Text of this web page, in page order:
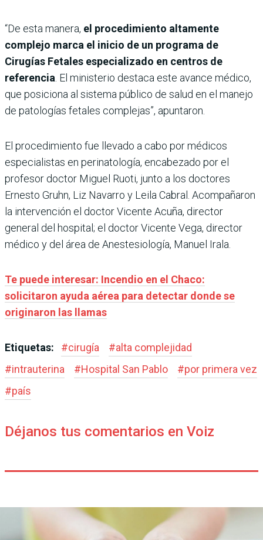
“De esta manera, el procedimiento altamente
complejo marca el inicio de un programa de
Cirugías Fetales especializado en centros de
referencia . El ministerio destaca este avance médico,
que posiciona al sistema público de salud en el manejo
de patologías fetales complejas”, apuntaron.
El procedimiento fue llevado a cabo por médicos
especialistas en perinatología, encabezado por el
profesor doctor Miguel Ruoti, junto a los doctores
Ernesto Gruhn, Liz Navarro y Leila Cabral. Acompañaron
la intervención el doctor Vicente Acuña, director
general del hospital; el doctor Vicente Vega, director
médico y del área de Anestesiología, Manuel Irala.
Te puede interesar: Incendio en el Chaco:
solicitaron ayuda aérea para detectar donde se
originaron las llamas
Etiquetas: #cirugía #alta complejidad
#intrauterina #Hospital San Pablo #por primera vez
#país
Déjanos tus comentarios en Voiz